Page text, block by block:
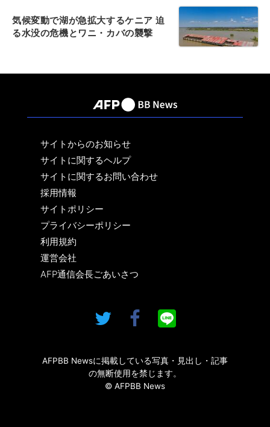
気候変動で湖が急拡大するケニア 迫
る水没の危機とワニ・カバの襲撃
サイトからのお知らせ
サイトに関するヘルプ
サイトに関するお問い合わせ
採用情報
サイトポリシー
プライバシーポリシー
利用規約
運営会社
AFP通信会長ごあいさつ
AFPBB Newsに掲載している写真・見出し・記事
の無断使用を禁じます。
© AFPBB News